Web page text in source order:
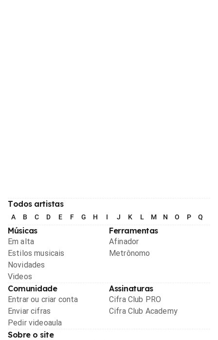
Todos artistas
A B C D E F G H I J K L M N O P Q
Músicas
Em alta
Estilos musicais
Novidades
Videos
Ferramentas
Afinador
Metrônomo
Comunidade
Entrar ou criar conta
Enviar cifras
Pedir videoaula
Assinaturas
Cifra Club PRO
Cifra Club Academy
Sobre o site